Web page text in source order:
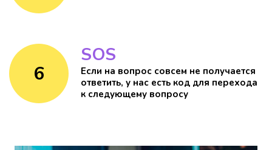
6
SOS
Если на вопрос совсем не получается
ответить, у нас есть код для перехода
к следующему вопросу